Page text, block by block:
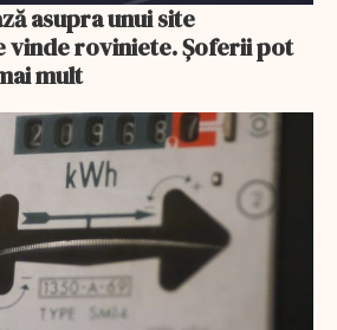
asupra unui site
vinde roviniete. Șoferii pot
mult